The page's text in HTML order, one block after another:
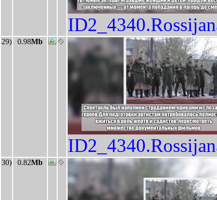
29) 0.98Mb
30) 0.82Mb